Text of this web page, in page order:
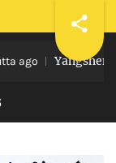
Yangsheng taiji